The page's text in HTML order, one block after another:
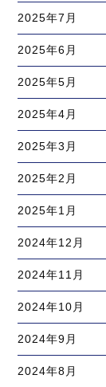
2025年7月
2025年6月
2025年5月
2025年4月
2025年3月
2025年2月
2025年1月
2024年12月
2024年11月
2024年10月
2024年9月
2024年8月